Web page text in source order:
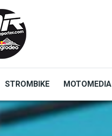
STROMBIKE MOTOMEDIA